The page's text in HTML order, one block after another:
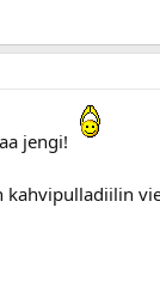
jengi!
kahvipulladiilin